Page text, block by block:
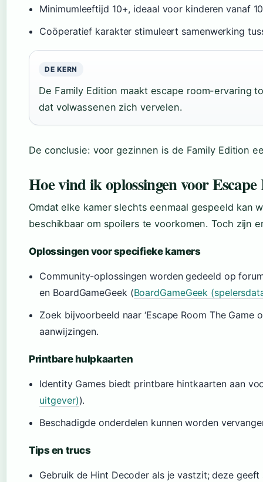
Minimumleeftijd 10+, ideaal voor kinderen vanaf
Coöperatief karakter stimuleert samenwerking
DE KERN
De Family Edition maakt escape room-ervaring
dat volwassenen zich vervelen.
De conclusie: voor gezinnen is de Family Edition
Hoe vind ik oplossingen voor
Omdat elke kamer slechts eenmaal gespeeld kan
beschikbaar om spoilers te voorkomen. Toch zijn
Oplossingen voor specifieke kamers
Community-oplossingen worden gedeeld op
en BoardGameGeek (BoardGameGeek
Zoek bijvoorbeeld naar ‘Escape Room The Game
aanwijzingen.
Printbare hulpkaarten
Identity Games biedt printbare hintkaarten aan
uitgever)).
Beschadigde onderdelen kunnen worden
Tips en trucs
Gebruik de Hint Decoder als je vastzit; deze